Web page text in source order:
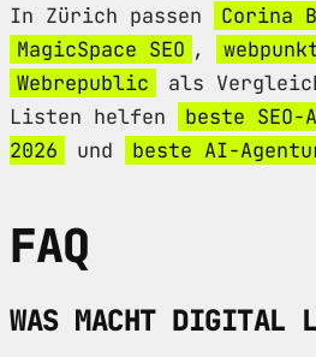
In Zürich passen Corina
MagicSpace SEO ,
Webrepublic
als
Listen helfen
beste SEO-
2026
und beste AI-
FAQ
WAS MACHT DIGITAL